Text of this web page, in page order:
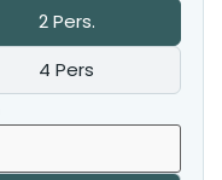
2 Pers.
4 Pers